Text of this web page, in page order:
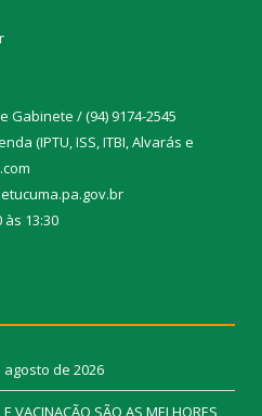
Gabinete / (94) 9174-2545
(IPTU, ISS, ITBI, Alvarás e
13:30
agosto de 2026
VACINAÇÃO SÃO AS MELHORES